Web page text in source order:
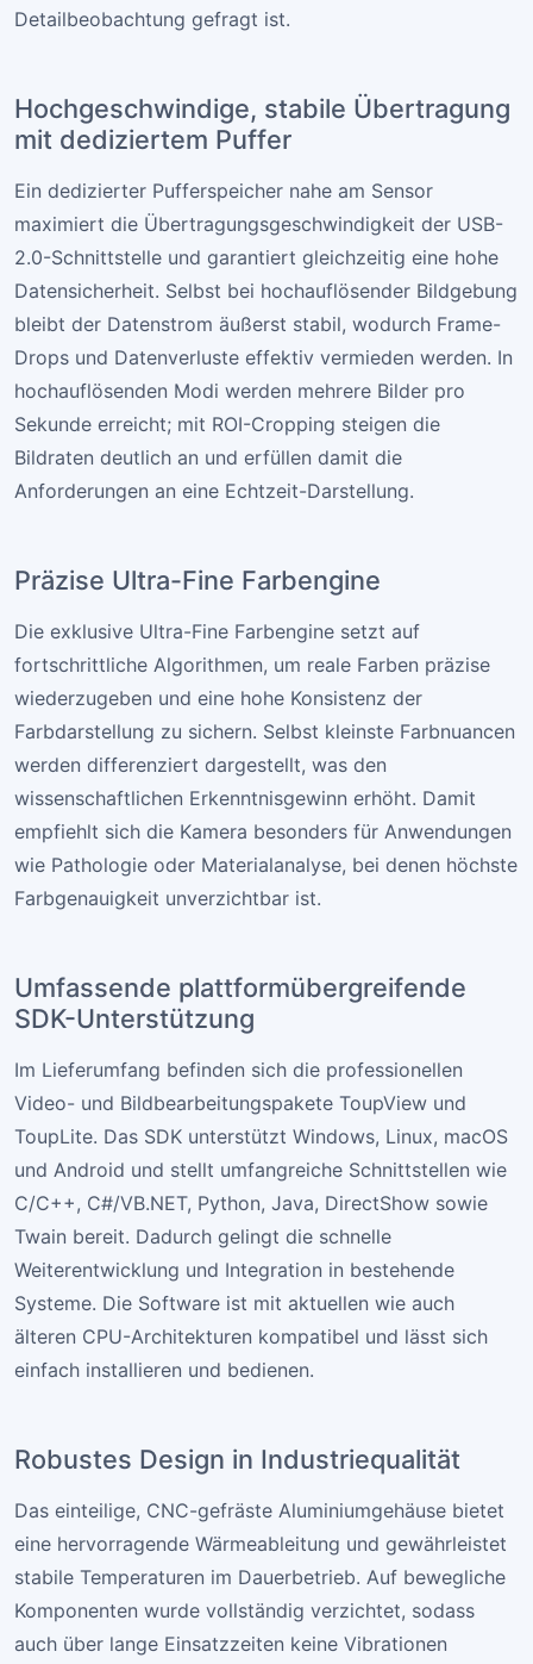
Detailbeobachtung gefragt ist.
Hochgeschwindige, stabile Übertragung
mit dediziertem Puffer
Ein dedizierter Pufferspeicher nahe am Sensor
maximiert die Übertragungsgeschwindigkeit der USB-
2.0-Schnittstelle und garantiert gleichzeitig eine hohe
Datensicherheit. Selbst bei hochauflösender Bildgebung
bleibt der Datenstrom äußerst stabil, wodurch Frame-
Drops und Datenverluste effektiv vermieden werden. In
hochauflösenden Modi werden mehrere Bilder pro
Sekunde erreicht; mit ROI-Cropping steigen die
Bildraten deutlich an und erfüllen damit die
Anforderungen an eine Echtzeit-Darstellung.
Präzise Ultra-Fine Farbengine
Die exklusive Ultra-Fine Farbengine setzt auf
fortschrittliche Algorithmen, um reale Farben präzise
wiederzugeben und eine hohe Konsistenz der
Farbdarstellung zu sichern. Selbst kleinste Farbnuancen
werden differenziert dargestellt, was den
wissenschaftlichen Erkenntnisgewinn erhöht. Damit
empfiehlt sich die Kamera besonders für Anwendungen
wie Pathologie oder Materialanalyse, bei denen höchste
Farbgenauigkeit unverzichtbar ist.
Umfassende plattformübergreifende
SDK-Unterstützung
Im Lieferumfang befinden sich die professionellen
Video- und Bildbearbeitungspakete ToupView und
ToupLite. Das SDK unterstützt Windows, Linux, macOS
und Android und stellt umfangreiche Schnittstellen wie
C/C++, C#/VB.NET, Python, Java, DirectShow sowie
Twain bereit. Dadurch gelingt die schnelle
Weiterentwicklung und Integration in bestehende
Systeme. Die Software ist mit aktuellen wie auch
älteren CPU-Architekturen kompatibel und lässt sich
einfach installieren und bedienen.
Robustes Design in Industriequalität
Das einteilige, CNC-gefräste Aluminiumgehäuse bietet
eine hervorragende Wärmeableitung und gewährleistet
stabile Temperaturen im Dauerbetrieb. Auf bewegliche
Komponenten wurde vollständig verzichtet, sodass
auch über lange Einsatzzeiten keine Vibrationen